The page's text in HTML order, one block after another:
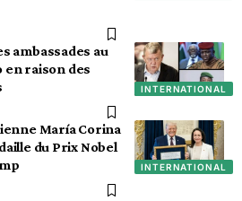
INTERNATIONAL
ambassades au
en raison des
INTERNATIONAL
María Corina
du Prix Nobel